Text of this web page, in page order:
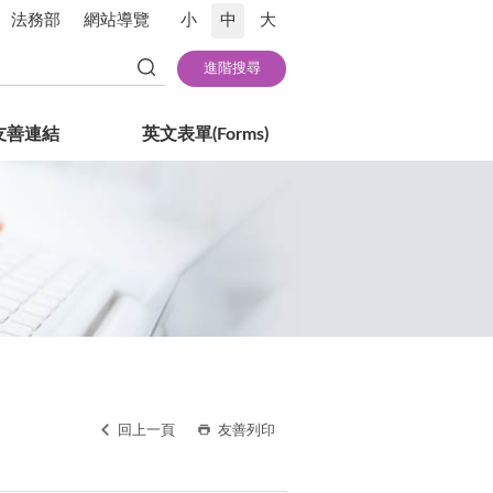
法務部 網站導覽 小 中 大
善連結 英文表單(Forms)
回上一頁 友善列印